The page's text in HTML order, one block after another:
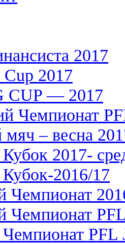
2017
Cup 2017
CUP — 2017
Чемпионат
мяч – весна
2017-
2016/17
Чемпионат
Чемпионат
PFL